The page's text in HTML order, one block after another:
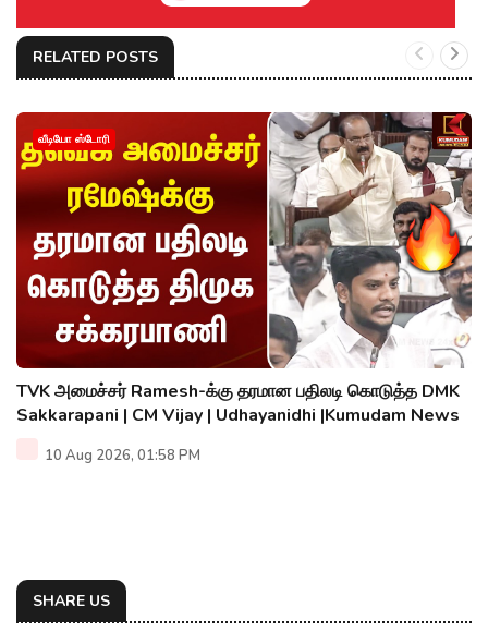
RELATED POSTS
வீடியோ ஸ்டோரி
TVK அமைச்சர் Ramesh-க்கு தரமான பதிலடி கொடுத்த DMK
Sakkarapani | CM Vijay | Udhayanidhi |Kumudam News
10 Aug 2026, 01:58 PM
SHARE US